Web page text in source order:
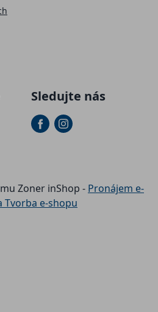
Sledujte nás
Zoner inShop - Pronájem e-
Tvorba e-shopu